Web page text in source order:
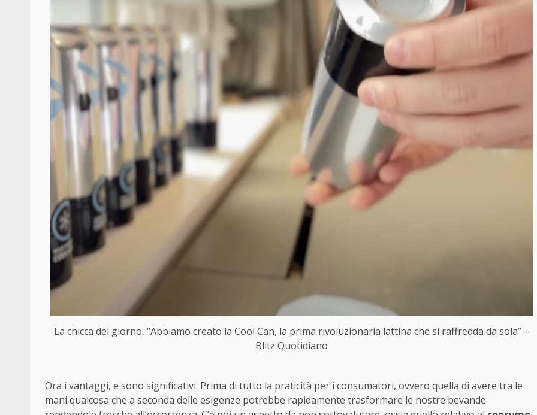
La chicca del giorno, “Abbiamo creato la Cool Can, la prima rivoluzionaria lattina che si raffredda da sola” –
Blitz Quotidiano
Ora i vantaggi, e sono significativi. Prima di tutto la praticità per i consumatori, ovvero quella di avere tra le
mani qualcosa che a seconda delle esigenze potrebbe rapidamente trasformare le nostre bevande